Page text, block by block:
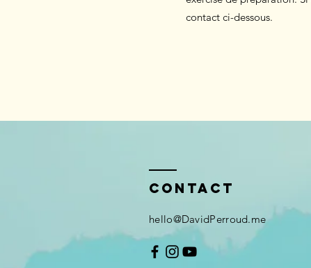
contact ci-dessous.
Contact
hello@DavidPerroud.me